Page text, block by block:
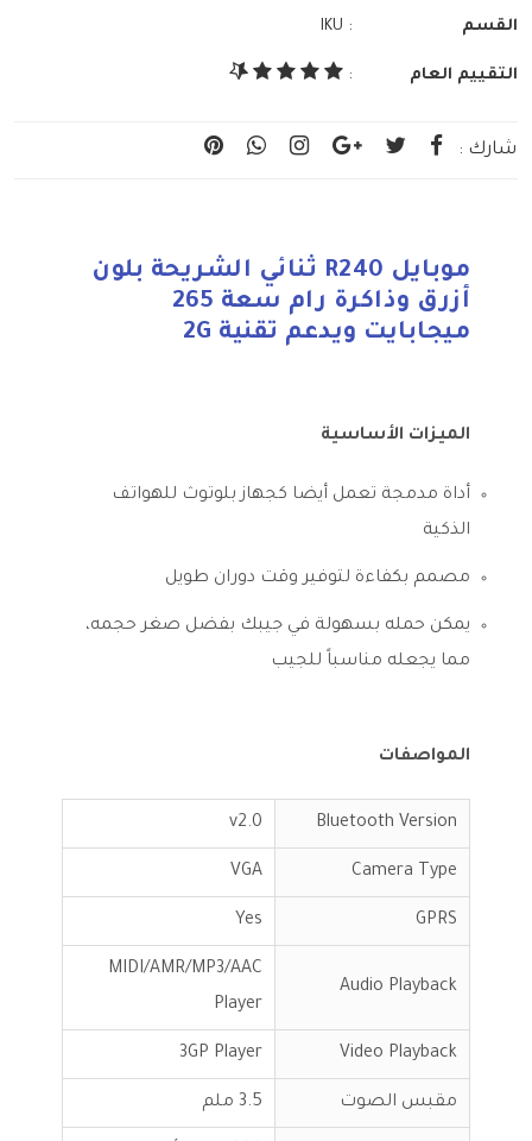
القسم :
IKU
التقييم العام :
شارك :
موبايل R240 ثنائي الشريحة بلون
أزرق وذاكرة رام سعة 265
ميجابايت ويدعم تقنية 2G
الميزات الأساسية
أداة مدمجة تعمل أيضا كجهاز بلوتوث للهواتف
الذكية
مصمم بكفاءة لتوفير وقت دوران طويل
يمكن حمله بسهولة في جيبك بفضل صغر حجمه،
مما يجعله مناسباً للجيب
المواصفات
Bluetooth Version
v2.0
Camera Type
VGA
GPRS
Yes
Audio Playback
MIDI/AMR/MP3/AAC
Player
Video Playback
3GP Player
مقبس الصوت 3.5 ملم